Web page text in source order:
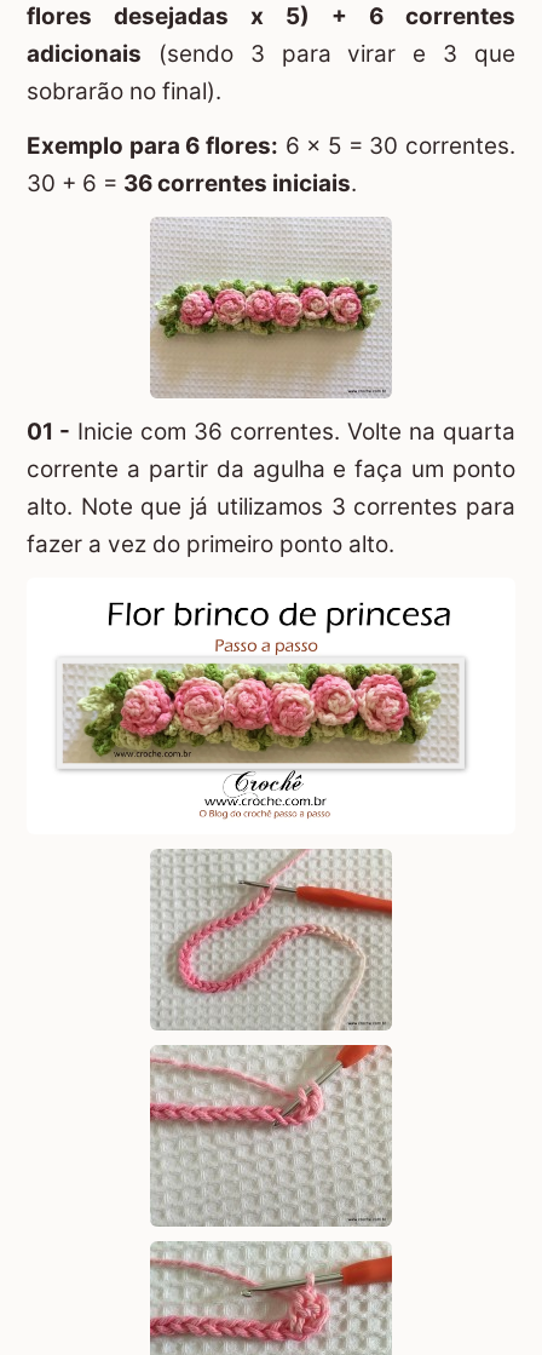
flores desejadas x 5) + 6 correntes
adicionais (sendo 3 para virar e 3 que
sobrarão no final).
Exemplo para 6 flores: 6 x 5 = 30 correntes.
30 + 6 = 36 correntes iniciais.
01 - Inicie com 36 correntes. Volte na quarta
corrente a partir da agulha e faça um ponto
alto. Note que já utilizamos 3 correntes para
fazer a vez do primeiro ponto alto.